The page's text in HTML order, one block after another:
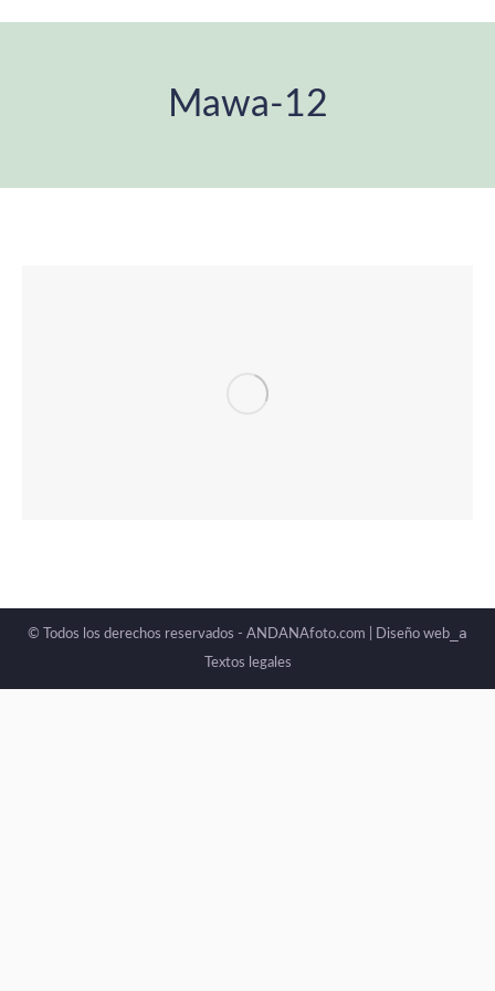
Mawa-12
© Todos los derechos reservados - ANDANAfoto.com | Diseño web _a
Textos legales